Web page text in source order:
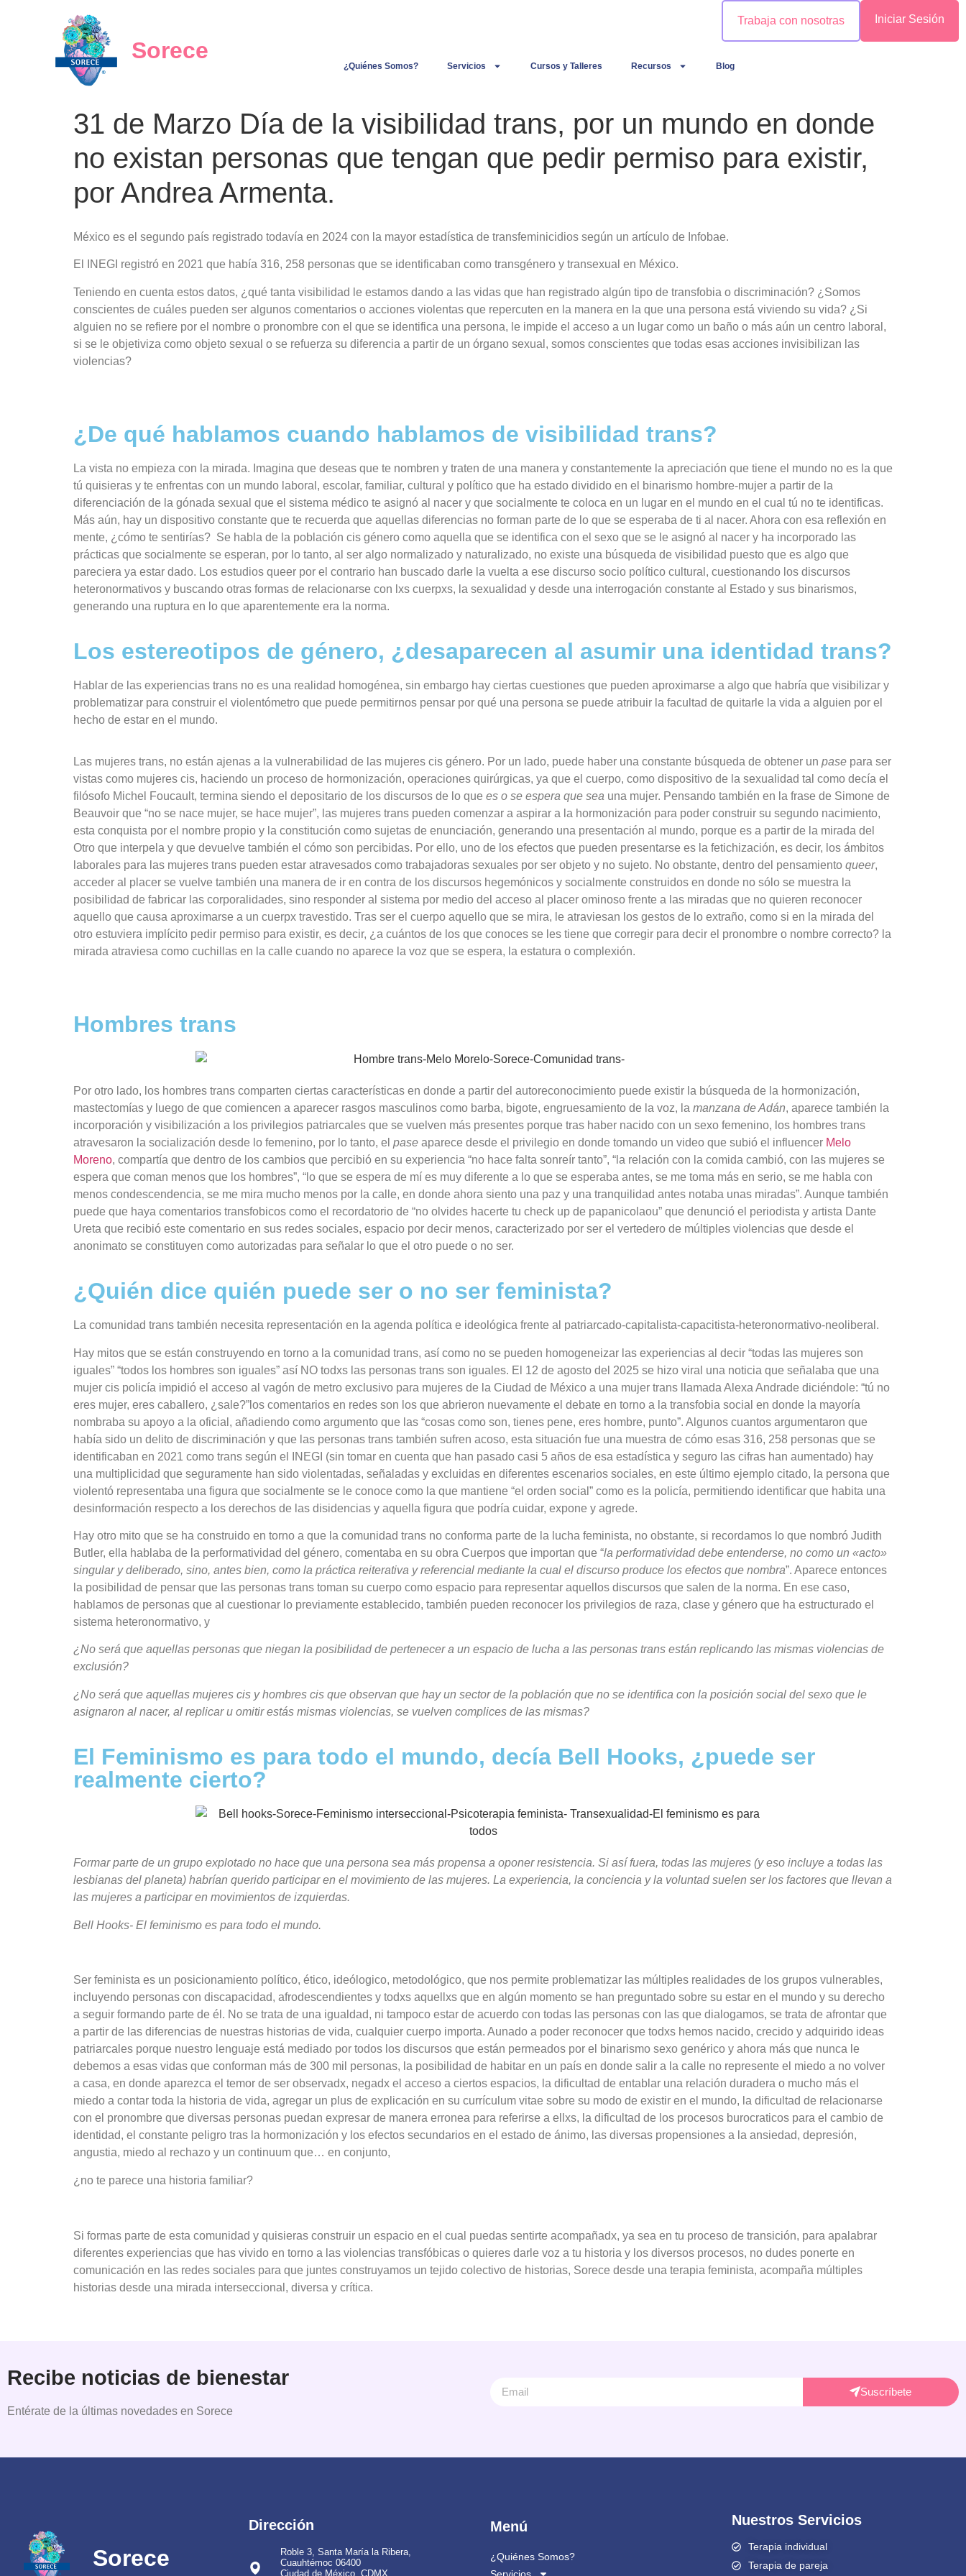
Sorece
Trabaja con nosotras Iniciar Sesión
¿Quiénes Somos? Servicios Cursos y Talleres Recursos Blog
31 de Marzo Día de la visibilidad trans, por un mundo en donde
no existan personas que tengan que pedir permiso para existir,
por Andrea Armenta.
México es el segundo país registrado todavía en 2024 con la mayor estadística de transfeminicidios según un artículo de Infobae.
El INEGI registró en 2021 que había 316, 258 personas que se identificaban como transgénero y transexual en México.
Teniendo en cuenta estos datos, ¿qué tanta visibilidad le estamos dando a las vidas que han registrado algún tipo de transfobia o discriminación? ¿Somos
conscientes de cuáles pueden ser algunos comentarios o acciones violentas que repercuten en la manera en la que una persona está viviendo su vida? ¿Si
alguien no se refiere por el nombre o pronombre con el que se identifica una persona, le impide el acceso a un lugar como un baño o más aún un centro laboral,
si se le objetiviza como objeto sexual o se refuerza su diferencia a partir de un órgano sexual, somos conscientes que todas esas acciones invisibilizan las
violencias?
¿De qué hablamos cuando hablamos de visibilidad trans?
La vista no empieza con la mirada. Imagina que deseas que te nombren y traten de una manera y constantemente la apreciación que tiene el mundo no es la que
tú quisieras y te enfrentas con un mundo laboral, escolar, familiar, cultural y político que ha estado dividido en el binarismo hombre-mujer a partir de la
diferenciación de la gónada sexual que el sistema médico te asignó al nacer y que socialmente te coloca en un lugar en el mundo en el cual tú no te identificas.
Más aún, hay un dispositivo constante que te recuerda que aquellas diferencias no forman parte de lo que se esperaba de ti al nacer. Ahora con esa reflexión en
mente, ¿cómo te sentirías? Se habla de la población cis género como aquella que se identifica con el sexo que se le asignó al nacer y ha incorporado las
prácticas que socialmente se esperan, por lo tanto, al ser algo normalizado y naturalizado, no existe una búsqueda de visibilidad puesto que es algo que
pareciera ya estar dado. Los estudios queer por el contrario han buscado darle la vuelta a ese discurso socio político cultural, cuestionando los discursos
heteronormativos y buscando otras formas de relacionarse con lxs cuerpxs, la sexualidad y desde una interrogación constante al Estado y sus binarismos,
generando una ruptura en lo que aparentemente era la norma.
Los estereotipos de género, ¿desaparecen al asumir una identidad trans?
Hablar de las experiencias trans no es una realidad homogénea, sin embargo hay ciertas cuestiones que pueden aproximarse a algo que habría que visibilizar y
problematizar para construir el violentómetro que puede permitirnos pensar por qué una persona se puede atribuir la facultad de quitarle la vida a alguien por el
hecho de estar en el mundo.
Las mujeres trans, no están ajenas a la vulnerabilidad de las mujeres cis género. Por un lado, puede haber una constante búsqueda de obtener un pase para ser
vistas como mujeres cis, haciendo un proceso de hormonización, operaciones quirúrgicas, ya que el cuerpo, como dispositivo de la sexualidad tal como decía el
filósofo Michel Foucault, termina siendo el depositario de los discursos de lo que es o se espera que sea una mujer. Pensando también en la frase de Simone de
Beauvoir que “no se nace mujer, se hace mujer”, las mujeres trans pueden comenzar a aspirar a la hormonización para poder construir su segundo nacimiento,
esta conquista por el nombre propio y la constitución como sujetas de enunciación, generando una presentación al mundo, porque es a partir de la mirada del
Otro que interpela y que devuelve también el cómo son percibidas. Por ello, uno de los efectos que pueden presentarse es la fetichización, es decir, los ámbitos
laborales para las mujeres trans pueden estar atravesados como trabajadoras sexuales por ser objeto y no sujeto. No obstante, dentro del pensamiento queer,
acceder al placer se vuelve también una manera de ir en contra de los discursos hegemónicos y socialmente construidos en donde no sólo se muestra la
posibilidad de fabricar las corporalidades, sino responder al sistema por medio del acceso al placer ominoso frente a las miradas que no quieren reconocer
aquello que causa aproximarse a un cuerpx travestido. Tras ser el cuerpo aquello que se mira, le atraviesan los gestos de lo extraño, como si en la mirada del
otro estuviera implícito pedir permiso para existir, es decir, ¿a cuántos de los que conoces se les tiene que corregir para decir el pronombre o nombre correcto? la
mirada atraviesa como cuchillas en la calle cuando no aparece la voz que se espera, la estatura o complexión.
Hombres trans
Por otro lado, los hombres trans comparten ciertas características en donde a partir del autoreconocimiento puede existir la búsqueda de la hormonización,
mastectomías y luego de que comiencen a aparecer rasgos masculinos como barba, bigote, engruesamiento de la voz, la manzana de Adán, aparece también la
incorporación y visibilización a los privilegios patriarcales que se vuelven más presentes porque tras haber nacido con un sexo femenino, los hombres trans
atravesaron la socialización desde lo femenino, por lo tanto, el pase aparece desde el privilegio en donde tomando un video que subió el influencer Melo
Moreno, compartía que dentro de los cambios que percibió en su experiencia “no hace falta sonreír tanto”, “la relación con la comida cambió, con las mujeres se
espera que coman menos que los hombres”, “lo que se espera de mí es muy diferente a lo que se esperaba antes, se me toma más en serio, se me habla con
menos condescendencia, se me mira mucho menos por la calle, en donde ahora siento una paz y una tranquilidad antes notaba unas miradas”. Aunque también
puede que haya comentarios transfobicos como el recordatorio de “no olvides hacerte tu check up de papanicolaou” que denunció el periodista y artista Dante
Ureta que recibió este comentario en sus redes sociales, espacio por decir menos, caracterizado por ser el vertedero de múltiples violencias que desde el
anonimato se constituyen como autorizadas para señalar lo que el otro puede o no ser.
¿Quién dice quién puede ser o no ser feminista?
La comunidad trans también necesita representación en la agenda política e ideológica frente al patriarcado-capitalista-capacitista-heteronormativo-neoliberal.
Hay mitos que se están construyendo en torno a la comunidad trans, así como no se pueden homogeneizar las experiencias al decir “todas las mujeres son
iguales” “todos los hombres son iguales” así NO todxs las personas trans son iguales. El 12 de agosto del 2025 se hizo viral una noticia que señalaba que una
mujer cis policía impidió el acceso al vagón de metro exclusivo para mujeres de la Ciudad de México a una mujer trans llamada Alexa Andrade diciéndole: “tú no
eres mujer, eres caballero, ¿sale?”los comentarios en redes son los que abrieron nuevamente el debate en torno a la transfobia social en donde la mayoría
nombraba su apoyo a la oficial, añadiendo como argumento que las “cosas como son, tienes pene, eres hombre, punto”. Algunos cuantos argumentaron que
había sido un delito de discriminación y que las personas trans también sufren acoso, esta situación fue una muestra de cómo esas 316, 258 personas que se
identificaban en 2021 como trans según el INEGI (sin tomar en cuenta que han pasado casi 5 años de esa estadística y seguro las cifras han aumentado) hay
una multiplicidad que seguramente han sido violentadas, señaladas y excluidas en diferentes escenarios sociales, en este último ejemplo citado, la persona que
violentó representaba una figura que socialmente se le conoce como la que mantiene “el orden social” como es la policía, permitiendo identificar que habita una
desinformación respecto a los derechos de las disidencias y aquella figura que podría cuidar, expone y agrede.
Hay otro mito que se ha construido en torno a que la comunidad trans no conforma parte de la lucha feminista, no obstante, si recordamos lo que nombró Judith
Butler, ella hablaba de la performatividad del género, comentaba en su obra Cuerpos que importan que “la performatividad debe entenderse, no como un «acto»
singular y deliberado, sino, antes bien, como la práctica reiterativa y referencial mediante la cual el discurso produce los efectos que nombra”. Aparece entonces
la posibilidad de pensar que las personas trans toman su cuerpo como espacio para representar aquellos discursos que salen de la norma. En ese caso,
hablamos de personas que al cuestionar lo previamente establecido, también pueden reconocer los privilegios de raza, clase y género que ha estructurado el
sistema heteronormativo, y
¿No será que aquellas personas que niegan la posibilidad de pertenecer a un espacio de lucha a las personas trans están replicando las mismas violencias de
exclusión?
¿No será que aquellas mujeres cis y hombres cis que observan que hay un sector de la población que no se identifica con la posición social del sexo que le
asignaron al nacer, al replicar u omitir estás mismas violencias, se vuelven complices de las mismas?
El Feminismo es para todo el mundo, decía Bell Hooks, ¿puede ser
realmente cierto?
Formar parte de un grupo explotado no hace que una persona sea más propensa a oponer resistencia. Si así fuera, todas las mujeres (y eso incluye a todas las
lesbianas del planeta) habrían querido participar en el movimiento de las mujeres. La experiencia, la conciencia y la voluntad suelen ser los factores que llevan a
las mujeres a participar en movimientos de izquierdas.
Bell Hooks- El feminismo es para todo el mundo.
Ser feminista es un posicionamiento político, ético, ideólogico, metodológico, que nos permite problematizar las múltiples realidades de los grupos vulnerables,
incluyendo personas con discapacidad, afrodescendientes y todxs aquellxs que en algún momento se han preguntado sobre su estar en el mundo y su derecho
a seguir formando parte de él. No se trata de una igualdad, ni tampoco estar de acuerdo con todas las personas con las que dialogamos, se trata de afrontar que
a partir de las diferencias de nuestras historias de vida, cualquier cuerpo importa. Aunado a poder reconocer que todxs hemos nacido, crecido y adquirido ideas
patriarcales porque nuestro lenguaje está mediado por todos los discursos que están permeados por el binarismo sexo genérico y ahora más que nunca le
debemos a esas vidas que conforman más de 300 mil personas, la posibilidad de habitar en un país en donde salir a la calle no represente el miedo a no volver
a casa, en donde aparezca el temor de ser observadx, negadx el acceso a ciertos espacios, la dificultad de entablar una relación duradera o mucho más el
miedo a contar toda la historia de vida, agregar un plus de explicación en su currículum vitae sobre su modo de existir en el mundo, la dificultad de relacionarse
con el pronombre que diversas personas puedan expresar de manera erronea para referirse a ellxs, la dificultad de los procesos burocraticos para el cambio de
identidad, el constante peligro tras la hormonización y los efectos secundarios en el estado de ánimo, las diversas propensiones a la ansiedad, depresión,
angustia, miedo al rechazo y un continuum que… en conjunto,
¿no te parece una historia familiar?
Si formas parte de esta comunidad y quisieras construir un espacio en el cual puedas sentirte acompañadx, ya sea en tu proceso de transición, para apalabrar
diferentes experiencias que has vivido en torno a las violencias transfóbicas o quieres darle voz a tu historia y los diversos procesos, no dudes ponerte en
comunicación en las redes sociales para que juntes construyamos un tejido colectivo de historias, Sorece desde una terapia feminista, acompaña múltiples
historias desde una mirada interseccional, diversa y crítica.
Recibe noticias de bienestar
Entérate de la últimas novedades en Sorece
Suscríbete
Sorece
Dirección
Roble 3, Santa María la Ribera,
Cuauhtémoc 06400
Ciudad de México, CDMX
Menú
¿Quiénes Somos?
Nuestros Servicios
Terapia individual
Terapia de pareja